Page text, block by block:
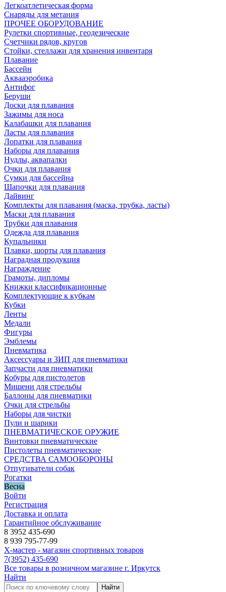
Легкоатлетическая форма
Снаряды для метания
ПРОЧЕЕ ОБОРУДОВАНИЕ
Рулетки спортивные, геодезические
Счетчики рядов, кругов
Стойки, стеллажи для хранения инвентаря
Плавание
Бассейн
Аквааэробика
Антифог
Беруши
Доски для плавания
Зажимы для носа
Калабашки для плавания
Ласты для плавания
Лопатки для плавания
Наборы для плавания
Нудлы, аквапалки
Очки для плавания
Сумки для бассейна
Шапочки для плавания
Дайвинг
Комплекты для плавания (маска, трубка, ласты)
Маски для плавания
Трубки для плавания
Одежда для плавания
Купальники
Плавки, шорты для плавания
Наградная продукция
Награждение
Грамоты, дипломы
Книжки классификационные
Комплектующие к кубкам
Кубки
Ленты
Медали
Фигуры
Эмблемы
Пневматика
Аксессуары и ЗИП для пневматики
Запчасти для пневматики
Кобуры для пистолетов
Мишени для стрельбы
Баллоны для пневматики
Очки для стрельбы
Наборы для чистки
Пули и шарики
ПНЕВМАТИЧЕСКОЕ ОРУЖИЕ
Винтовки пневматические
Пистолеты пневматические
СРЕДСТВА САМООБОРОНЫ
Отпугиватели собак
Рогатки
Весна
Войти
Регистрация
Доставка и оплата
Гарантийное обслуживание
8 3952 435-690
8 939 795-77-99
Х-мастер - магазин спортивных товаров
7(3952) 435-690
Все товары в розничном магазине г. Иркутск
Найти
Найти